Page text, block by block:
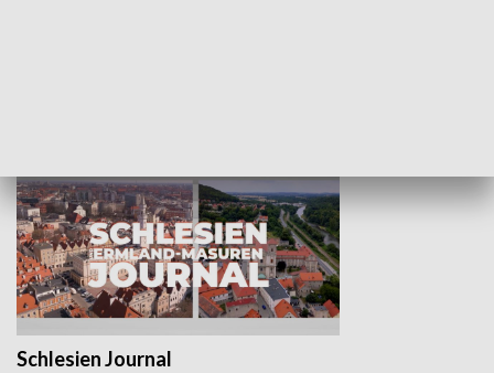
Schlesien Journal